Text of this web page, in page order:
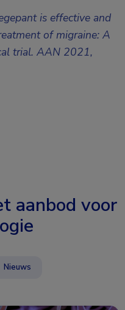
is effective and
of migraine: A
trial. AAN 2021,
aanbod voor
Nieuws